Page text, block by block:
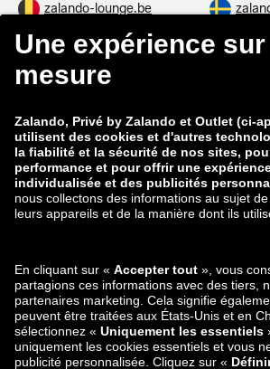
zalando-lounge.be
zalando-lounge.fi
zalando-lounge.co.uk
zalando-prive.es
zalando-lounge.lt
zalando-lounge.ro
zalando-lounge.lu
zalando-lounge.lv